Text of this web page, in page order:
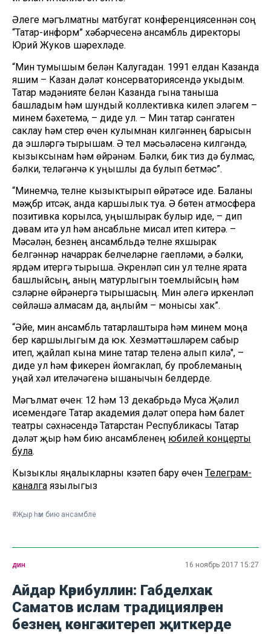
Әлеге мәгълүматны матбугат конференциясеннән соң
“Татар-информ” хәбәрчесенә ансамбль директоры
Юрий Жуков шәрехләде.
“Мин тумышым белән Калугадан. 1991 елдан Казанда
яшим – Казан дәүләт консерваториясендә укыдым.
Татар мәдәнияте белән Казанда гына таныша
башладым һәм шундый коллективка килеп эләгүем –
минем бәхетемә, – диде ул. – Мин татар сәнгатен
саклау һәм үстерү өчен кулымнан килгәннең барысын
да эшләргә тырышам. Ә тел мәсьәләсенә килгәндә,
кызыксынам һәм өйрәнәм. Бәлки, бик тиз дә булмас,
бәлки, теләгәнчә үк уңышлы да булып бетмәс”.
“Минемчә, телне кызыктырып өйрәтәсе иде. Баланы
мәҗбүр итсәк, анда каршылык туа. Ә бөтен атмосфера
позитивка корылса, уңышлырак булыр иде, – дип
дәвам итә ул һәм ансабльне мисал итеп китерә. –
Мәсәлән, безнең ансамбльдә телне яхшырак
белгәннәр начаррак белүчеләрне гаепләми, ә бәлки,
ярдәм итергә тырыша. Әкренләп син ул телне ярата
башлыйсың, аның матурлыгын тоемлыйсың һәм
сүзләрне өйрәнергә тырышасың. Мин әлегә иркенләп
сөйләшә алмасам да, аңлыйм – монысы хак”.
“Әйе, мин ансамбль татарлаштыра һәм минем моңа
бер каршылыгым да юк. Хезмәттәшләрем сабыр
итеп, җайлап кына мине татар теленә алып килә", –
диде ул һәм фикерен йомгаклап, бу проблеманың
уңай хәл ителәчәгенә ышанычын белдерде.
Мәгълүмат өчен: 12 һәм 13 декабрьдә Муса Җәлил
исемендәге Татар академия дәүләт опера һәм балет
театры сәхнәсендә Татарстан Республикасы Татар
дәүләт җыр һәм бию ансамбленең юбилей концерты
була.
Кызыклы яңалыкларны күзәтеп бару өчен Телеграм-
каналга язылыгыз
#Җыр һәм бию ансамбле
дин 16 ноябрь 2017 15:27
Айдар Кәрибуллин: Габделхак
Саматов ислам традицияләрен
безнең көнгә китереп җиткерде